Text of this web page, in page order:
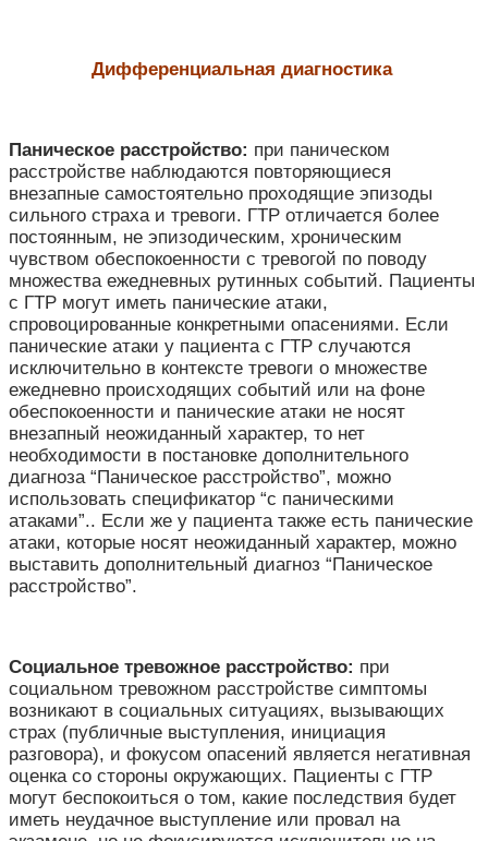
Дифференциальная диагностика
Паническое расстройство: при паническом
расстройстве наблюдаются повторяющиеся
внезапные самостоятельно проходящие эпизоды
сильного страха и тревоги. ГТР отличается более
постоянным, не эпизодическим, хроническим
чувством обеспокоенности с тревогой по поводу
множества ежедневных рутинных событий. Пациенты
с ГТР могут иметь панические атаки,
спровоцированные конкретными опасениями. Если
панические атаки у пациента с ГТР случаются
исключительно в контексте тревоги о множестве
ежедневно происходящих событий или на фоне
обеспокоенности и панические атаки не носят
внезапный неожиданный характер, то нет
необходимости в постановке дополнительного
диагноза “Паническое расстройство”, можно
использовать спецификатор “с паническими
атаками”.. Если же у пациента также есть панические
атаки, которые носят неожиданный характер, можно
выставить дополнительный диагноз “Паническое
расстройство”.
Социальное тревожное расстройство: при
социальном тревожном расстройстве симптомы
возникают в социальных ситуациях, вызывающих
страх (публичные выступления, инициация
разговора), и фокусом опасений является негативная
оценка со стороны окружающих. Пациенты с ГТР
могут беспокоиться о том, какие последствия будет
иметь неудачное выступление или провал на